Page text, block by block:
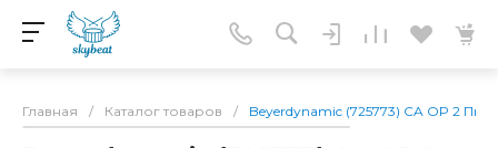
Главная / Каталог товаров / Beyerdynamic (725773) CA OP 2